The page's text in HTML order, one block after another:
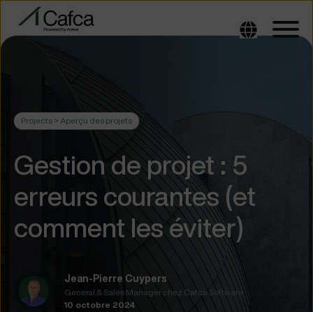
Projects > Aperçu des projets
Gestion de projet : 5
erreurs courantes (et
comment les éviter)
Jean-Pierre Cuypers
General & Sales Manager chez Cafca Software
10 octobre 2024